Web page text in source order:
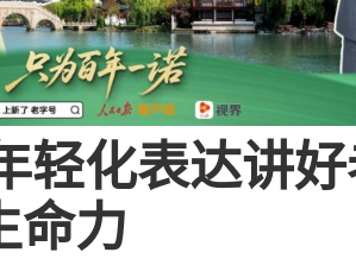
轻化表达讲
命力